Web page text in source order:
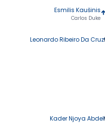
Esmilis Kaušinis
Carlos Duke
Leonardo Ribeiro Da Cruz
Kader Njoya Abdel